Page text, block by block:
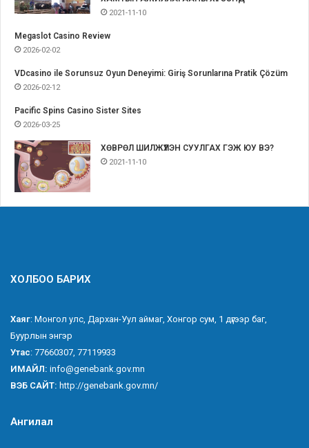
2021-11-10
Megaslot Casino Review
2026-02-02
VDcasino ile Sorunsuz Oyun Deneyimi: Giriş Sorunlarına Pratik Çözüm
2026-02-12
Pacific Spins Casino Sister Sites
2026-03-25
ХӨВРӨЛ ШИЛЖҮҮЛЭН СУУЛГАХ ГЭЖ ЮУ ВЭ?
2021-11-10
ХОЛБОО БАРИХ
Хаяг: Монгол улс, Дархан-Уул аймаг, Хонгор сум, 1 дүгээр баг,
Буурлын энгэр
Утас: 77660307, 77119933
ИМАЙЛ: info@genebank.gov.mn
ВЭБ САЙТ: http://genebank.gov.mn/
Ангилал